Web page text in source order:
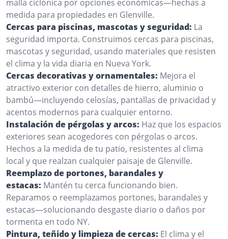
malla ciclónica por opciones económicas—hechas a
medida para propiedades en Glenville.
Cercas para piscinas, mascotas y seguridad: La
seguridad importa. Construimos cercas para piscinas,
mascotas y seguridad, usando materiales que resisten
el clima y la vida diaria en Nueva York.
Cercas decorativas y ornamentales: Mejora el
atractivo exterior con detalles de hierro, aluminio o
bambú—incluyendo celosías, pantallas de privacidad y
acentos modernos para cualquier entorno.
Instalación de pérgolas y arcos: Haz que los espacios
exteriores sean acogedores con pérgolas o arcos.
Hechos a la medida de tu patio, resistentes al clima
local y que realzan cualquier paisaje de Glenville.
Reemplazo de portones, barandales y
estacas: Mantén tu cerca funcionando bien.
Reparamos o reemplazamos portones, barandales y
estacas—solucionando desgaste diario o daños por
tormenta en todo NY.
Pintura, teñido y limpieza de cercas: El clima y el